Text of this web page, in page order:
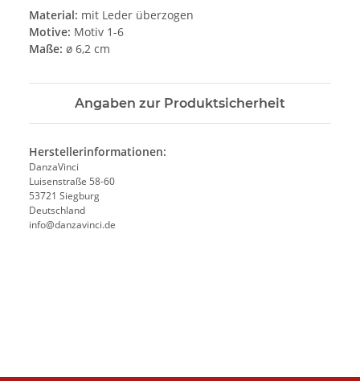
Material: mit Leder überzogen
Motive: Motiv 1-6
Maße: ø 6,2 cm
Angaben zur Produktsicherheit
Herstellerinformationen:
DanzaVinci
Luisenstraße 58-60
53721 Siegburg
Deutschland
info@danzavinci.de